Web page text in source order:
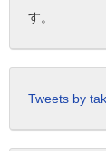
す。
Tweets by